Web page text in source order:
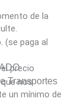
de la
(se paga al
precio
Transportes
nos
un mínimo de